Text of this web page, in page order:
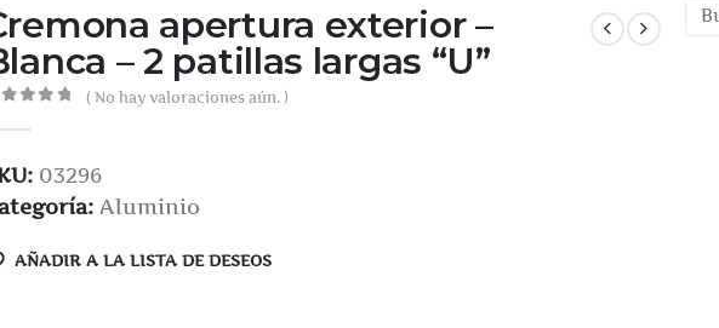
apertura exterior –
– 2 patillas largas “U”
( No hay valoraciones aún. )
03296
Aluminio
AÑADIR A LA LISTA DE DESEOS